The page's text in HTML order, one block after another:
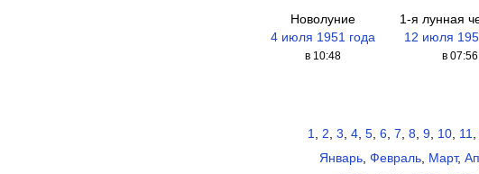
Новолуние
4 июля 1951 года
в 10:48
1-я лунная
12 июля
в 07:56
1, 2, 3, 4, 5, 6, 7, 8, 9, 10, 11,
Январь Февраль Март,